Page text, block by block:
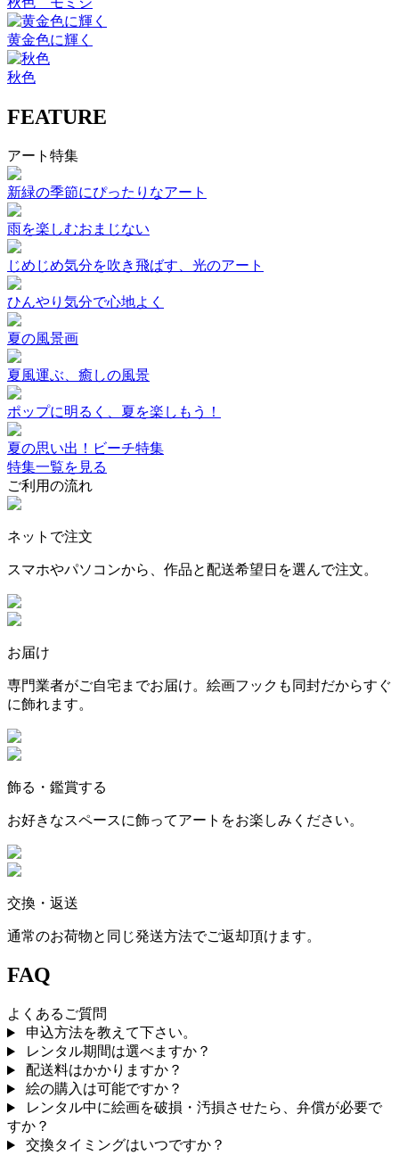
黄金色に輝く
秋色
FEATURE
アート特集
新緑の季節にぴったりなアート
雨を楽しむおまじない
じめじめ気分を吹き飛ばす、光のアート
ひんやり気分で心地よく
夏の風景画
夏風運ぶ、癒しの風景
ポップに明るく、夏を楽しもう！
夏の思い出！ビーチ特集
特集一覧を見る
ご利用の流れ
ネットで注文
スマホやパソコンから、作品と配送希望日を選んで注文。
お届け
専門業者がご自宅までお届け。絵画フックも同封だからすぐ
に飾れます。
飾る・鑑賞する
お好きなスペースに飾ってアートをお楽しみください。
交換・返送
通常のお荷物と同じ発送方法でご返却頂けます。
FAQ
よくあるご質問
申込方法を教えて下さい。
レンタル期間は選べますか？
配送料はかかりますか？
絵の購入は可能ですか？
レンタル中に絵画を破損・汚損させたら、弁償が必要で
すか？
交換タイミングはいつですか？